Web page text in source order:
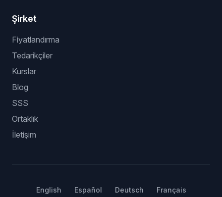
Şirket
Fiyatlandırma
Tedarikçiler
Kurslar
Blog
SSS
Ortaklık
İletişim
English Español Deutsch Français